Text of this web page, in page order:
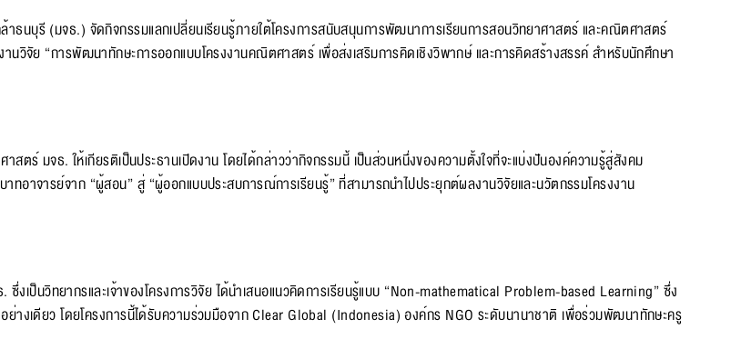
าธนบุรี (มจธ.) จัดกิจกรรมแลกเปลี่ยนเรียนรู้ภายใต้โครงการสนับสนุนการพัฒนาการเรียนการสอนวิทยาศาสตร์ และคณิตศาสตร์
วิจัย “การพัฒนาทักษะการออกแบบโครงงานคณิตศาสตร์ เพื่อส่งเสริมการคิดเชิงวิพากษ์ และการคิดสร้างสรรค์ สำหรับนักศึกษา
มจธ. ให้เกียรติเป็นประธานเปิดงาน โดยได้กล่าวว่ากิจกรรมนี้ เป็นส่วนหนึ่งของความตั้งใจที่จะแบ่งปันองค์ความรู้สู่สังคม
อาจารย์จาก “ผู้สอน” สู่ “ผู้ออกแบบประสบการณ์การเรียนรู้” ที่สามารถนำไปประยุกต์ผลงานวิจัยและนวัตกรรมโครงงาน
ป็นวิทยากรและเจ้าของโครงการวิจัย ได้นำเสนอแนวคิดการเรียนรู้แบบ “Non-mathematical Problem-based Learning” ซึ่ง
างเดียว โดยโครงการนี้ได้รับความร่วมมือจาก Clear Global (Indonesia) องค์กร NGO ระดับนานาชาติ เพื่อร่วมพัฒนาทักษะครู